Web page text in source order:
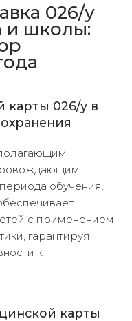
026/у
и школы:
карты 026/у в
обучения.
с применением
гарантируя
к
карты